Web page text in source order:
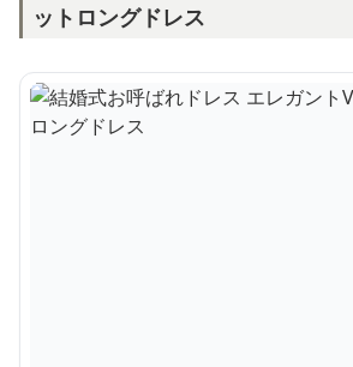
ットロングドレス